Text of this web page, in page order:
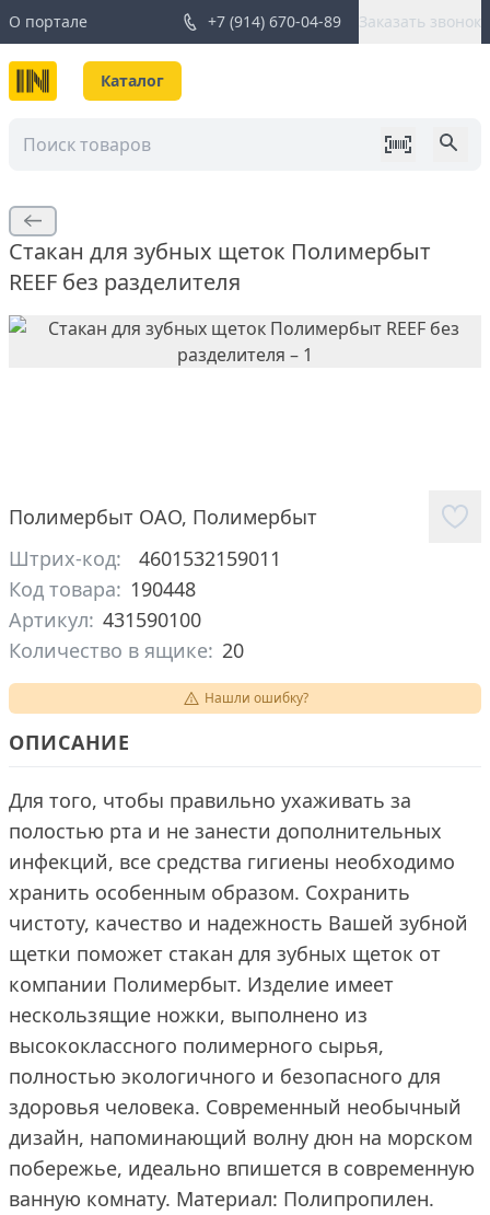
О портале +7 (914) 670-04-89 Заказать звонок
Каталог
Стакан для зубных щеток Полимербыт
REEF без разделителя
Полимербыт ОАО, Полимербыт
Штрих-код:
4601532159011
Код товара: 190448
Артикул: 431590100
Количество в ящике: 20
Нашли ошибку?
ОПИСАНИЕ
Для того, чтобы правильно ухаживать за
полостью рта и не занести дополнительных
инфекций, все средства гигиены необходимо
хранить особенным образом. Сохранить
чистоту, качество и надежность Вашей зубной
щетки поможет стакан для зубных щеток от
компании Полимербыт. Изделие имеет
нескользящие ножки, выполнено из
высококлассного полимерного сырья,
полностью экологичного и безопасного для
здоровья человека. Современный необычный
дизайн, напоминающий волну дюн на морском
побережье, идеально впишется в современную
ванную комнату. Материал: Полипропилен.